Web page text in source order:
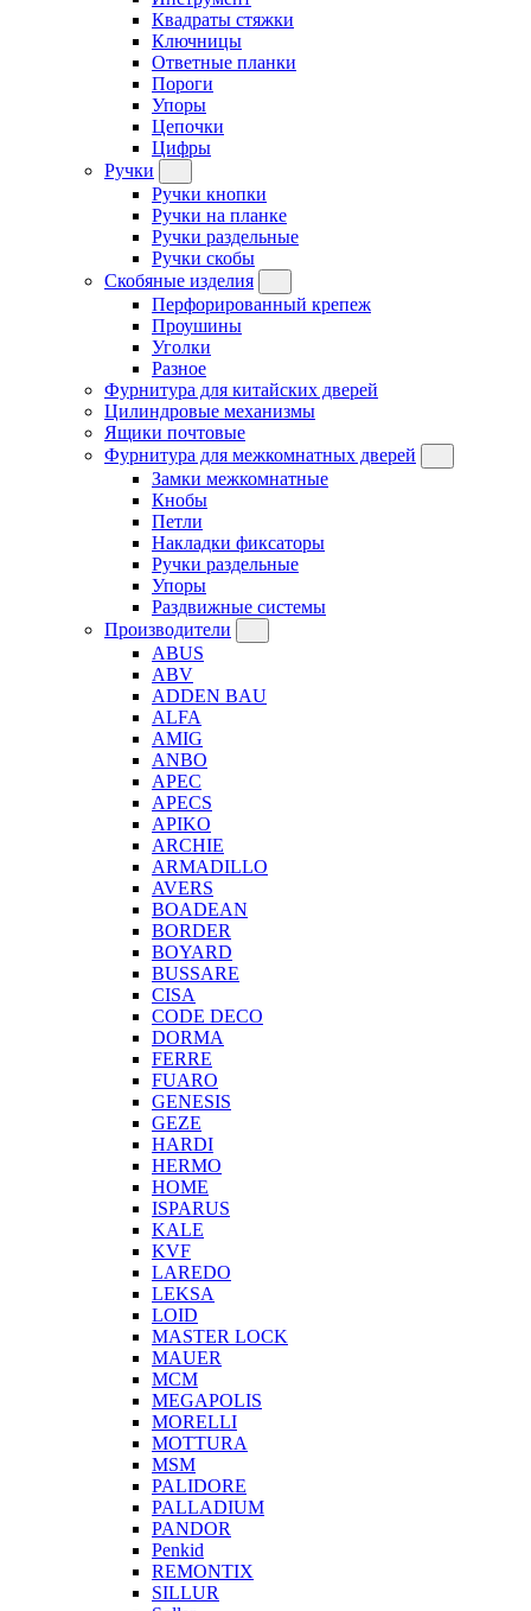
Квадраты стяжки
Ключницы
Ответные планки
Пороги
Упоры
Цепочки
Цифры
Ручки
Ручки кнопки
Ручки на планке
Ручки раздельные
Ручки скобы
Скобяные изделия
Перфорированный крепеж
Проушины
Уголки
Разное
Фурнитура для китайских дверей
Цилиндровые механизмы
Ящики почтовые
Фурнитура для межкомнатных дверей
Замки межкомнатные
Кнобы
Петли
Накладки фиксаторы
Ручки раздельные
Упоры
Раздвижные системы
Производители
ABUS
ABV
ADDEN BAU
ALFA
AMIG
ANBO
APEC
APECS
APIKO
ARCHIE
ARMADILLO
AVERS
BOADEAN
BORDER
BOYARD
BUSSARE
CISA
CODE DECO
DORMA
FERRE
FUARO
GENESIS
GEZE
HARDI
HERMO
HOMЕ
ISPARUS
KALE
KVF
LAREDO
LEKSA
LOID
MASTER LOCK
MAUER
MCM
MEGAPOLIS
MORELLI
MOTTURA
MSM
PALIDORE
PALLADIUM
PANDOR
Penkid
REMONTIX
SILLUR